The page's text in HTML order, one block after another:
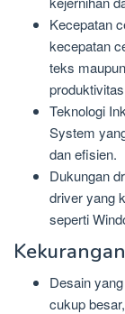
Kecepatan
kecepatan
teks
Teknologi
System
dan efisien.
Dukungan
driver yang
seperti
Desain
cukup